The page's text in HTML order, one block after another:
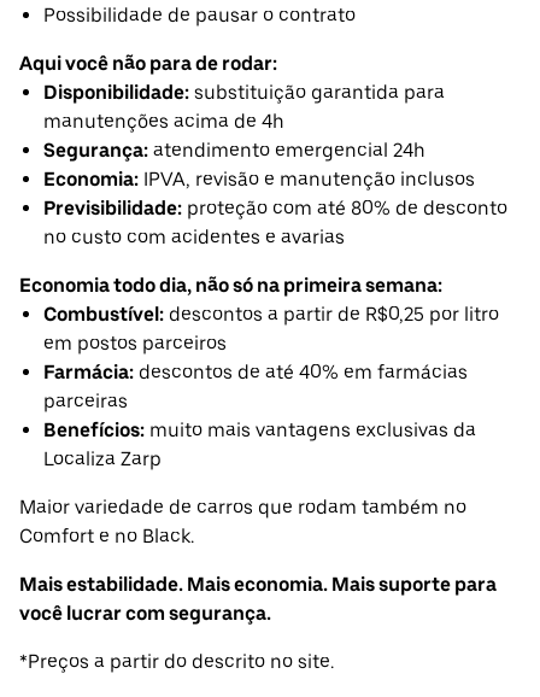
Possibilidade de pausar o contrato
Aqui você não para de rodar:
Disponibilidade: substituição garantida para
manutenções acima de 4h
Segurança: atendimento emergencial 24h
Economia: IPVA, revisão e manutenção inclusos
Previsibilidade: proteção com até 80% de desconto
no custo com acidentes e avarias
Economia todo dia, não só na primeira semana:
Combustível: descontos a partir de R$0,25 por litro
em postos parceiros
Farmácia: descontos de até 40% em farmácias
parceiras
Benefícios: muito mais vantagens exclusivas da
Localiza Zarp
Maior variedade de carros que rodam também no
Comfort e no Black.
Mais estabilidade. Mais economia. Mais suporte para
você lucrar com segurança.
*Preços a partir do descrito no site.